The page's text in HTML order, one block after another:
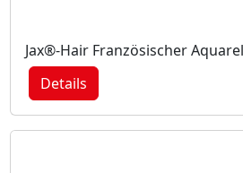
Jax®-Hair Französischer
Details